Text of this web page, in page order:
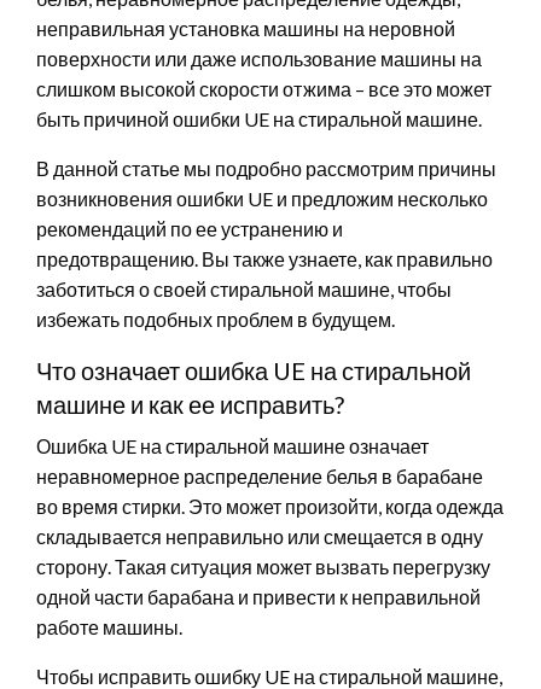
неправильная установка машины на неровной
поверхности или даже использование машины на
слишком высокой скорости отжима – все это может
быть причиной ошибки UE на стиральной машине.
В данной статье мы подробно рассмотрим причины
возникновения ошибки UE и предложим несколько
рекомендаций по ее устранению и
предотвращению. Вы также узнаете, как правильно
заботиться о своей стиральной машине, чтобы
избежать подобных проблем в будущем.
Что означает ошибка UE на стиральной
машине и как ее исправить?
Ошибка UE на стиральной машине означает
неравномерное распределение белья в барабане
во время стирки. Это может произойти, когда одежда
складывается неправильно или смещается в одну
сторону. Такая ситуация может вызвать перегрузку
одной части барабана и привести к неправильной
работе машины.
Чтобы исправить ошибку UE на стиральной машине,